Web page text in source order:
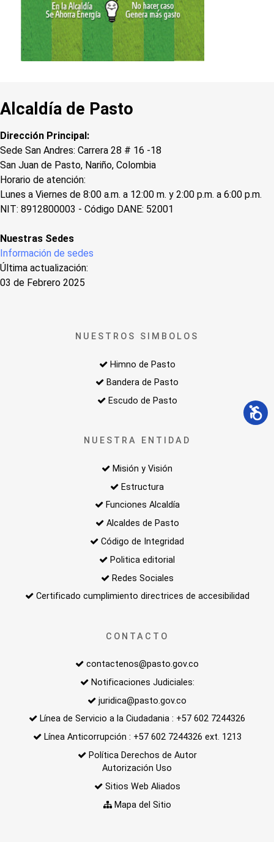
Alcaldía de Pasto
Dirección Principal:
Sede San Andres: Carrera 28 # 16 -18
San Juan de Pasto, Nariño, Colombia
Horario de atención:
Lunes a Viernes de 8:00 a.m. a 12:00 m. y 2:00 p.m. a 6:00 p.m.
NIT: 8912800003 - Código DANE: 52001
Nuestras Sedes
Información de sedes
Última actualización:
03 de Febrero 2025
NUESTROS SIMBOLOS
Himno de Pasto
Bandera de Pasto
Escudo de Pasto
NUESTRA ENTIDAD
Misión y Visión
Estructura
Funciones Alcaldía
Alcaldes de Pasto
Código de Integridad
Politica editorial
Redes Sociales
Certificado cumplimiento directrices de accesibilidad
CONTACTO
contactenos@pasto.gov.co
Notificaciones Judiciales:
juridica@pasto.gov.co
Línea de Servicio a la Ciudadania : +57 602 7244326
Línea Anticorrupción : +57 602 7244326 ext. 1213
Política Derechos de Autor
Autorización Uso
Sitios Web Aliados
Mapa del Sitio